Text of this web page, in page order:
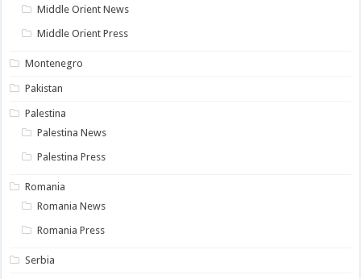
Middle Orient News
Middle Orient Press
Montenegro
Pakistan
Palestina
Palestina News
Palestina Press
Romania
Romania News
Romania Press
Serbia